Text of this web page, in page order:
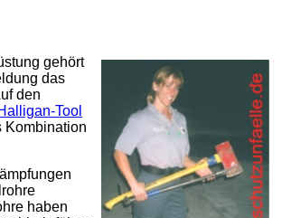
gehört
das
den
Tool
haben